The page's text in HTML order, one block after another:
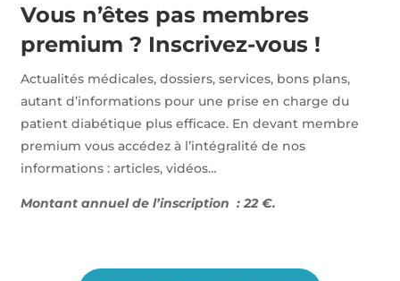
Vous n’êtes pas membres
premium ? Inscrivez-vous !
Actualités médicales, dossiers, services, bons plans,
autant d’informations pour une prise en charge du
patient diabétique plus efficace. En devant membre
premium vous accédez à l’intégralité de nos
informations : articles, vidéos…
Montant annuel de l’inscription : 22 €.